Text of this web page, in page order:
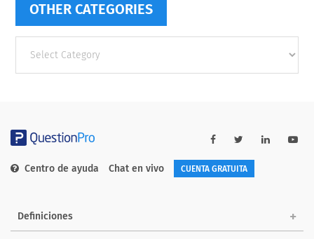
OTHER CATEGORIES
categories
Centro de ayuda Chat en vivo CUENTA GRATUITA
Definiciones